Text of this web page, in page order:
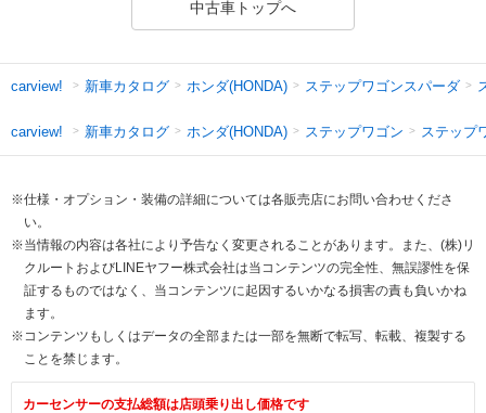
中古車トップへ
carview! 新車カタログ ホンダ(HONDA) ステップワゴンスパーダ
carview! 新車カタログ ホンダ(HONDA) ステップワゴン ステップ
※仕様・オプション・装備の詳細については各販売店にお問い合わせくださ
い。
※当情報の内容は各社により予告なく変更されることがあります。また、(株)リ
クルートおよびLINEヤフー株式会社は当コンテンツの完全性、無誤謬性を保
証するものではなく、当コンテンツに起因するいかなる損害の責も負いかね
ます。
※コンテンツもしくはデータの全部または一部を無断で転写、転載、複製する
ことを禁じます。
カーセンサーの支払総額は店頭乗り出し価格です